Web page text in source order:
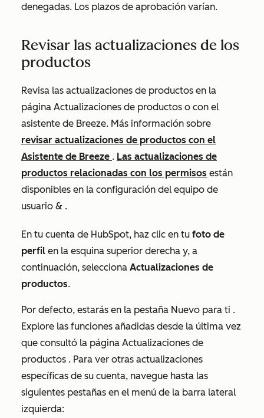
denegadas. Los plazos de aprobación varían.
Revisar las actualizaciones de los
productos
Revisa las actualizaciones de productos en la
página Actualizaciones de productos o con el
asistente de Breeze. Más información sobre
revisar actualizaciones de productos con el
Asistente de Breeze . Las actualizaciones de
productos relacionadas con los permisos están
disponibles en la configuración del equipo de
usuario & .
En tu cuenta de HubSpot, haz clic en tu foto de
perfil en la esquina superior derecha y, a
continuación, selecciona Actualizaciones de
productos.
Por defecto, estarás en la pestaña Nuevo para ti .
Explore las funciones añadidas desde la última vez
que consultó la página Actualizaciones de
productos . Para ver otras actualizaciones
específicas de su cuenta, navegue hasta las
siguientes pestañas en el menú de la barra lateral
izquierda: